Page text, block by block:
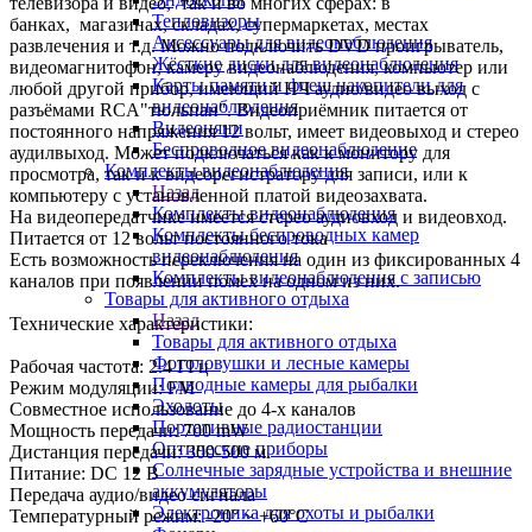
Тепловизоры
Аксессуары для видеонаблюдения
Жёсткие диски для видеонаблюдения
Карты памяти и флеш накопители для
видеонаблюдения
Видеоняни
Беспроводное видеонаблюдение
Комплекты видеонаблюдения
Назад
Комплекты видеонаблюдения
Комплекты беспроводных камер
видеонаблюдения
Комплекты видеонаблюдения с записью
Товары для активного отдыха
Назад
Товары для активного отдыха
Фотоловушки и лесные камеры
Подводные камеры для рыбалки
Эхолоты
Портативные радиостанции
Оптические приборы
Солнечные зарядные устройства и внешние
аккумуляторы
Электроника для охоты и рыбалки
банках, магазинах, складах, супермаркетах, местах
развлечения и т.д. Можно подключить DVD проигрыватель,
видеомагнитофон, камеру видеонаблюдения, компьютер или
любой другой прибор, имеющий НЧ аудио/видео выход с
разъёмами RCA"тюльпан". Видеоприёмник питается от
постоянного напряжения 12 вольт, имеет видеовыход и стерео
аудилвыход. Может подключаться как к монитору для
просмотра, так и к видеорегистратору для записи, или к
компьютеру с установленной платой видеозахвата.
На видеопередатчике имеется стерео аудиовход и видеовход.
Питается от 12 вольт постоянного тока
Есть возможность переключения на один из фиксированных 4
каналов при появлении помех на одном из них.
Технические характеристики:
Рабочая частота: 2.4 ГГц
Режим модуляции: FM
Совместное использование до 4-х каналов
Мощность передачи: 700 mW
Дистанция передачи: 300-500 м.
Питание: DC 12 В
Передача аудио/видео сигнала
Температурный режим: -20° ~ +60°C